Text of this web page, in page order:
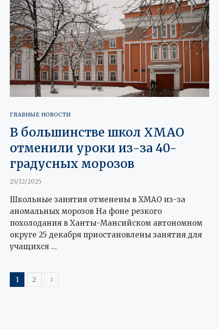
ГЛАВНЫЕ НОВОСТИ
В большинстве школ ХМАО
отменили уроки из-за 40-
градусных морозов
25/12/2025
Школьные занятия отменены в ХМАО из-за
аномальных морозов На фоне резкого
похолодания в Ханты-Мансийском автономном
округе 25 декабря приостановлены занятия для
учащихся …
1 2